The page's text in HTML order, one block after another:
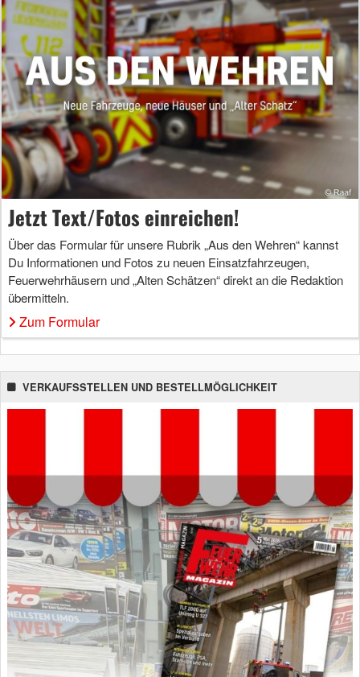
Jetzt Text/Fotos einreichen!
Über das Formular für unsere Rubrik „Aus den Wehren“ kannst
Du Informationen und Fotos zu neuen Einsatzfahrzeugen,
Feuerwehrhäusern und „Alten Schätzen“ direkt an die Redaktion
übermitteln.
Zum Formular
VERKAUFSSTELLEN UND BESTELLMÖGLICHKEIT